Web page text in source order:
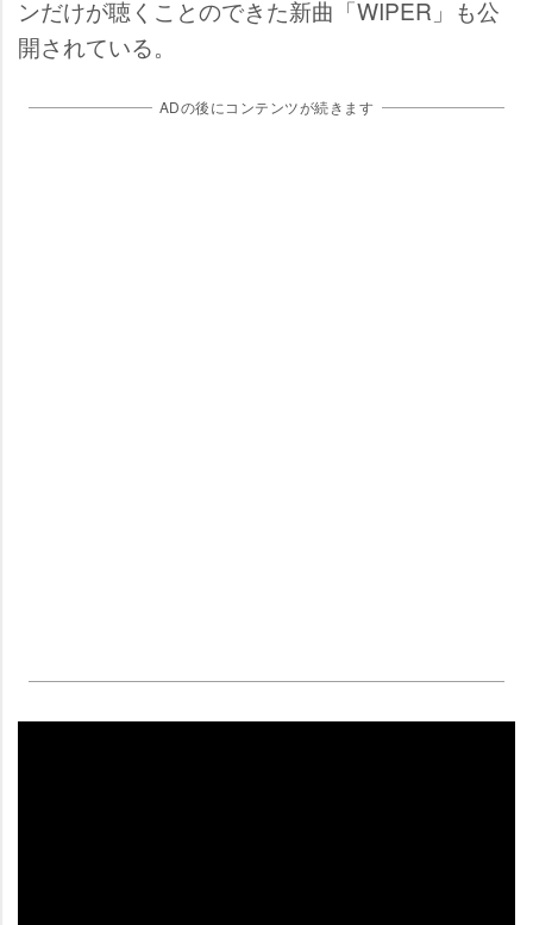
ンだけが聴くことのできた新曲「WIPER」も公
開されている。
ADの後にコンテンツが続きます